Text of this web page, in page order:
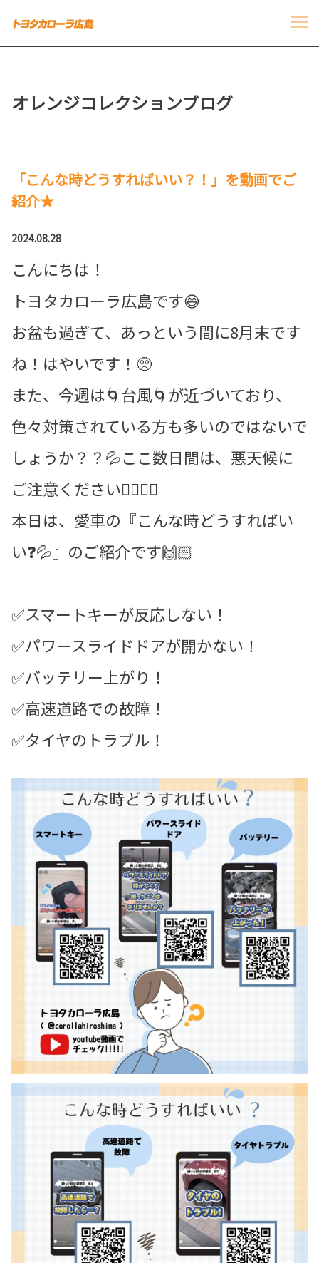
オレンジコレクションブログ
「こんな時どうすればいい？！」を動画でご
紹介★
2024.08.28
こんにちは！ㅤㅤㅤ
トヨタカローラ広島です😄ㅤㅤㅤ
お盆も過ぎて、あっという間に8月末です
ね！はやいです！🥺ㅤㅤㅤㅤㅤㅤㅤㅤㅤ
また、今週は🌀台風🌀が近づいており、
色々対策されている方も多いのではないで
しょうか？？💦ㅤㅤㅤここ数日間は、悪天候に
ご注意ください🙇‍♀️🙇‍♀️ㅤㅤㅤ
本日は、愛車の『こんな時どうすればい
い❓💦』のご紹介です🙌🏻ㅤㅤㅤㅤㅤㅤ
✅スマートキーㅤㅤㅤが反応しない！ㅤㅤㅤ
✅パワースライドドアㅤㅤㅤが開かない！ㅤㅤㅤ
✅バッテリー上がり！ㅤㅤㅤ
✅高速道路での故障！ㅤㅤㅤ
✅タイヤのトラブル！ㅤ